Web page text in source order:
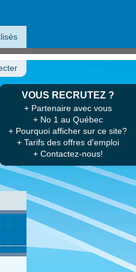
VOUS RECRUTEZ ?
+ Partenaire avec vous
+ No 1 au Québec
+ Pourquoi afficher sur ce site?
+ Tarifs des offres d'emploi
+ Contactez-nous!